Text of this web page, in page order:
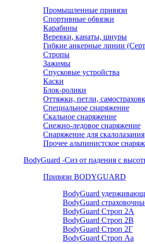
Промышленные привязи
Спортивные обвязки
Карабины
Веревки, канаты, шнуры
Гибкие анкерные линии
Стропы
Зажимы
Спусковые устройства
Каски
Блок-ролики
Оттяжки, петли,
Специальное снаряжение
Скальное снаряжение
Снежно-ледовое снаряжение
Снаряжение для скалолазания
Прочее альпинистское
BodyGuard -Сиз от падения с
Привязи BODYGUARD
BodyGuard
BodyGuard
BodyGuard Строп 2А
BodyGuard Строп 2В
BodyGuard Строп 2Г
BodyGuard Строп Аа